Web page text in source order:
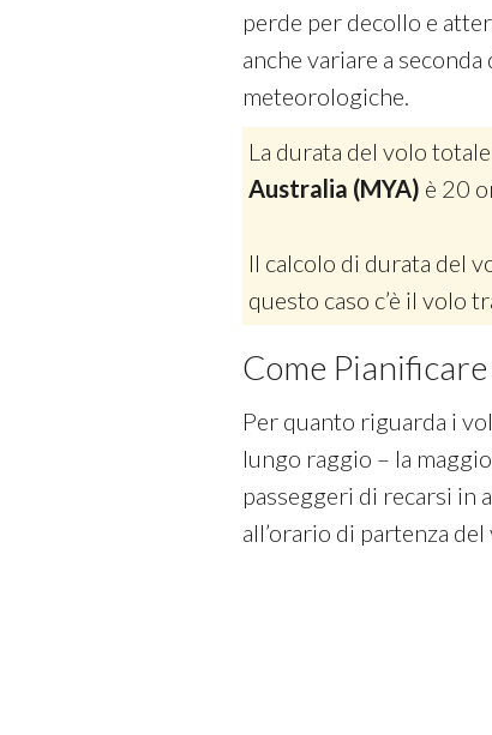
perde per decollo e
anche variare a
meteorologiche.
La durata del volo
Australia (MYA) è 20
Il calcolo di durata del
questo caso c’è il volo
Come
Per quanto riguarda i
lungo raggio – la
passeggeri di recarsi in
all’orario di partenza